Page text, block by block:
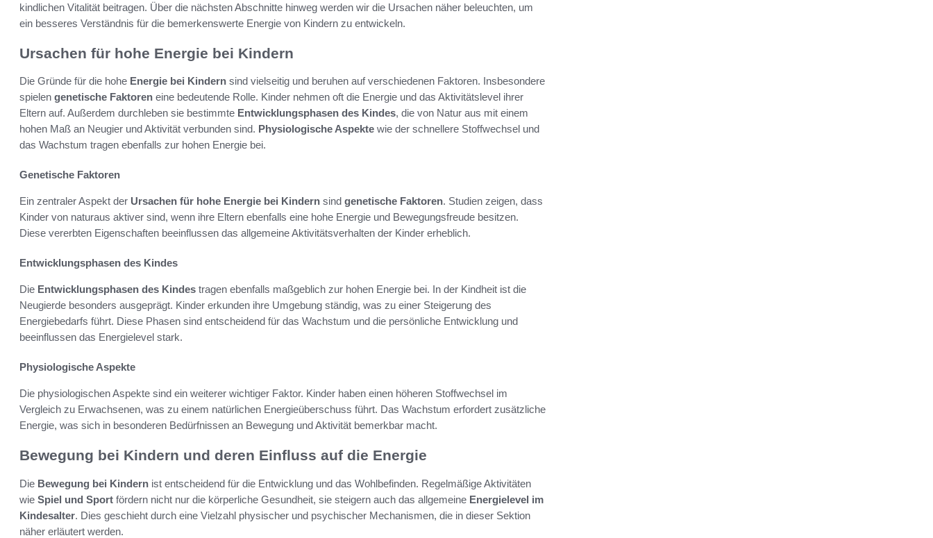
kindlichen Vitalität beitragen. Über die nächsten Abschnitte hinweg werden wir die Ursachen näher beleuchten, um
ein besseres Verständnis für die bemerkenswerte Energie von Kindern zu entwickeln.
Ursachen für hohe Energie bei Kindern
Die Gründe für die hohe Energie bei Kindern sind vielseitig und beruhen auf verschiedenen Faktoren. Insbesondere
spielen genetische Faktoren eine bedeutende Rolle. Kinder nehmen oft die Energie und das Aktivitätslevel ihrer
Eltern auf. Außerdem durchleben sie bestimmte Entwicklungsphasen des Kindes, die von Natur aus mit einem
hohen Maß an Neugier und Aktivität verbunden sind. Physiologische Aspekte wie der schnellere Stoffwechsel und
das Wachstum tragen ebenfalls zur hohen Energie bei.
Genetische Faktoren
Ein zentraler Aspekt der Ursachen für hohe Energie bei Kindern sind genetische Faktoren. Studien zeigen, dass
Kinder von naturaus aktiver sind, wenn ihre Eltern ebenfalls eine hohe Energie und Bewegungsfreude besitzen.
Diese vererbten Eigenschaften beeinflussen das allgemeine Aktivitätsverhalten der Kinder erheblich.
Entwicklungsphasen des Kindes
Die Entwicklungsphasen des Kindes tragen ebenfalls maßgeblich zur hohen Energie bei. In der Kindheit ist die
Neugierde besonders ausgeprägt. Kinder erkunden ihre Umgebung ständig, was zu einer Steigerung des
Energiebedarfs führt. Diese Phasen sind entscheidend für das Wachstum und die persönliche Entwicklung und
beeinflussen das Energielevel stark.
Physiologische Aspekte
Die physiologischen Aspekte sind ein weiterer wichtiger Faktor. Kinder haben einen höheren Stoffwechsel im
Vergleich zu Erwachsenen, was zu einem natürlichen Energieüberschuss führt. Das Wachstum erfordert zusätzliche
Energie, was sich in besonderen Bedürfnissen an Bewegung und Aktivität bemerkbar macht.
Bewegung bei Kindern und deren Einfluss auf die Energie
Die Bewegung bei Kindern ist entscheidend für die Entwicklung und das Wohlbefinden. Regelmäßige Aktivitäten
wie Spiel und Sport fördern nicht nur die körperliche Gesundheit, sie steigern auch das allgemeine Energielevel im
Kindesalter. Dies geschieht durch eine Vielzahl physischer und psychischer Mechanismen, die in dieser Sektion
näher erläutert werden.